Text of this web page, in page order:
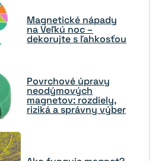
Magnetické nápady
na Veľkú noc –
dekorujte s ľahkosťou
Povrchové úpravy
neodýmových
magnetov: rozdiely,
riziká a správny výber